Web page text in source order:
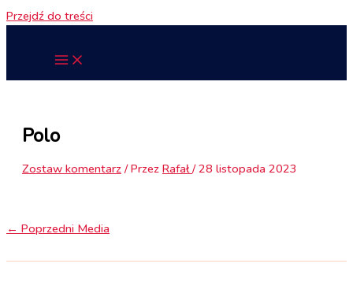
Przejdź do treści
Polo
Zostaw komentarz / Przez Rafał/28 listopada 2023
← Poprzedni Media